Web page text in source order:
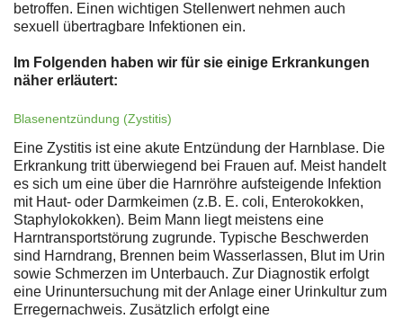
betroffen. Einen wichtigen Stellenwert nehmen auch
sexuell übertragbare Infektionen ein.
Im Folgenden haben wir für sie einige Erkrankungen
näher erläutert:
Blasenentzündung (Zystitis)
Eine Zystitis ist eine akute Entzündung der Harnblase. Die
Erkrankung tritt überwiegend bei Frauen auf. Meist handelt
es sich um eine über die Harnröhre aufsteigende Infektion
mit Haut- oder Darmkeimen (z.B. E. coli, Enterokokken,
Staphylokokken). Beim Mann liegt meistens eine
Harntransportstörung zugrunde. Typische Beschwerden
sind Harndrang, Brennen beim Wasserlassen, Blut im Urin
sowie Schmerzen im Unterbauch. Zur Diagnostik erfolgt
eine Urinuntersuchung mit der Anlage einer Urinkultur zum
Erregernachweis. Zusätzlich erfolgt eine